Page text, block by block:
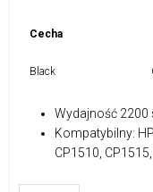
Cecha
Black
Wydajność 2200
Kompatybilny:
CP1510,